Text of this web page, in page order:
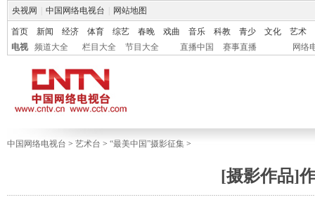
央视网 中国网络电视台 网站地图
首页 新闻 经济 体育 综艺 春晚 戏曲 音乐 科教 青少 文化
艺术
电视
频道大全 栏目大全 节目大全 直播中国 赛事直播 网络
中国网络电视台 > 艺术台 > “最美中国”摄影征集 >
[摄影作品]